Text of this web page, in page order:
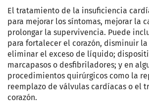
El tratamiento de la insuficiencia
para mejorar los síntomas, mejorar la
prolongar la supervivencia. Puede
para fortalecer el corazón, disminuir
eliminar el exceso de líquido;
marcapasos o desfibriladores; y en
procedimientos quirúrgicos como la
reemplazo de válvulas cardíacas o el
corazón.